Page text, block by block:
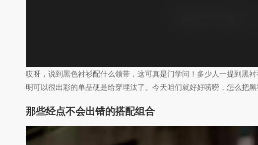
哎呀，说到黑色衬衫配什么领带，这可真是门学问！多少人一提到黑
明可以很出彩的单品硬是给穿埋汰了。今天咱们就好好唠唠，怎么把
那些经点不会出错的搭配组合